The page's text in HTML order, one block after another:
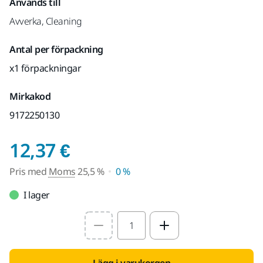
Avverka, Cleaning
Antal per förpackning
x1 förpackningar
Mirkakod
9172250130
12,37 €Pris med Moms 25,5
Pris med Moms25,5 %
0 %
I lager
Select quantity value